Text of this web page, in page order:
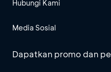
Hubungi Kami
Media Sosial
Dapatkan promo dan